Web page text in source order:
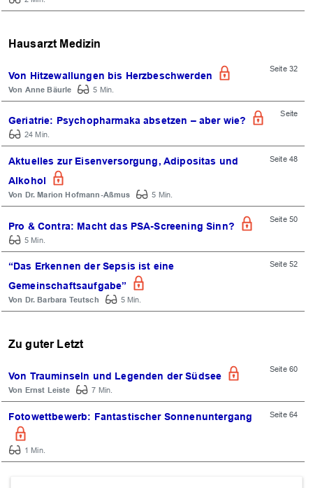
OK
Hausarzt Medizin
Von Hitzewallungen bis Herzbeschwerden
Seite 32
Anne Bäurle 5 Min.
Geriatrie: Psychopharmaka absetzen – aber wie?
Seite
24 Min.
Aktuelles zur Eisenversorgung, Adipositas und
Alkohol
Seite 48
Dr. Marion Hofmann-Aßmus 5 Min.
Pro & Contra: Macht das PSA-Screening Sinn?
Seite 50
5 Min.
“Das Erkennen der Sepsis ist eine
Gemeinschaftsaufgabe”
Seite 52
Dr. Barbara Teutsch 5 Min.
Zu guter Letzt
Von Trauminseln und Legenden der Südsee
Seite 60
Ernst Leiste 7 Min.
Fotowettbewerb: Fantastischer Sonnenuntergang Seite 64
1 Min.